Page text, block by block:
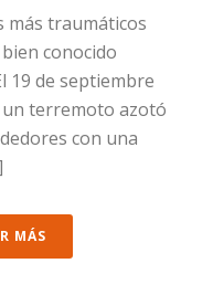
más traumáticos
conocido
19 de septiembre
un terremoto azotó
con una
MÁS